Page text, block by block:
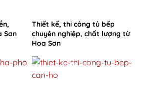
Sơn
Thiết kế, thi công tủ bếp
chuyên nghiệp, chất lượng từ
Hoa Sơn